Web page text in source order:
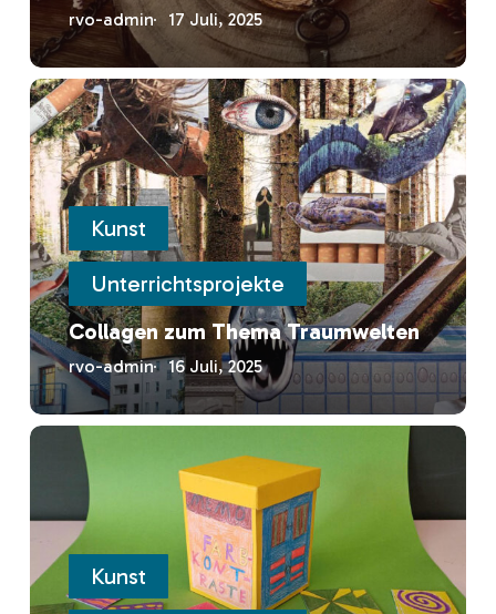
rvo-admin 17 Juli, 2025
Collagen
zum
Thema
Traumwelten
Kunst
Unterrichtsprojekte
Collagen zum Thema Traumwelten
rvo-admin 16 Juli, 2025
Gestaltung
Kunst